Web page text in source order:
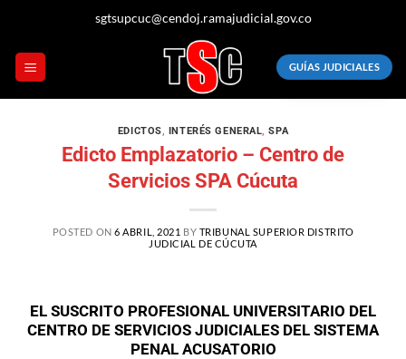
sgtsupcuc@cendoj.ramajudicial.gov.co
GUÍAS JUDICIALES
EDICTOS, INTERÉS GENERAL,SPA
Edicto Emplazatorio – Centro de
Servicios SPA Cúcuta
POSTED ON6 ABRIL, 2021 BY TRIBUNAL SUPERIOR DISTRITO
JUDICIAL DE CÚCUTA
EL SUSCRITO PROFESIONAL UNIVERSITARIO DEL
CENTRO DE SERVICIOS JUDICIALES DEL SISTEMA
PENAL ACUSATORIO